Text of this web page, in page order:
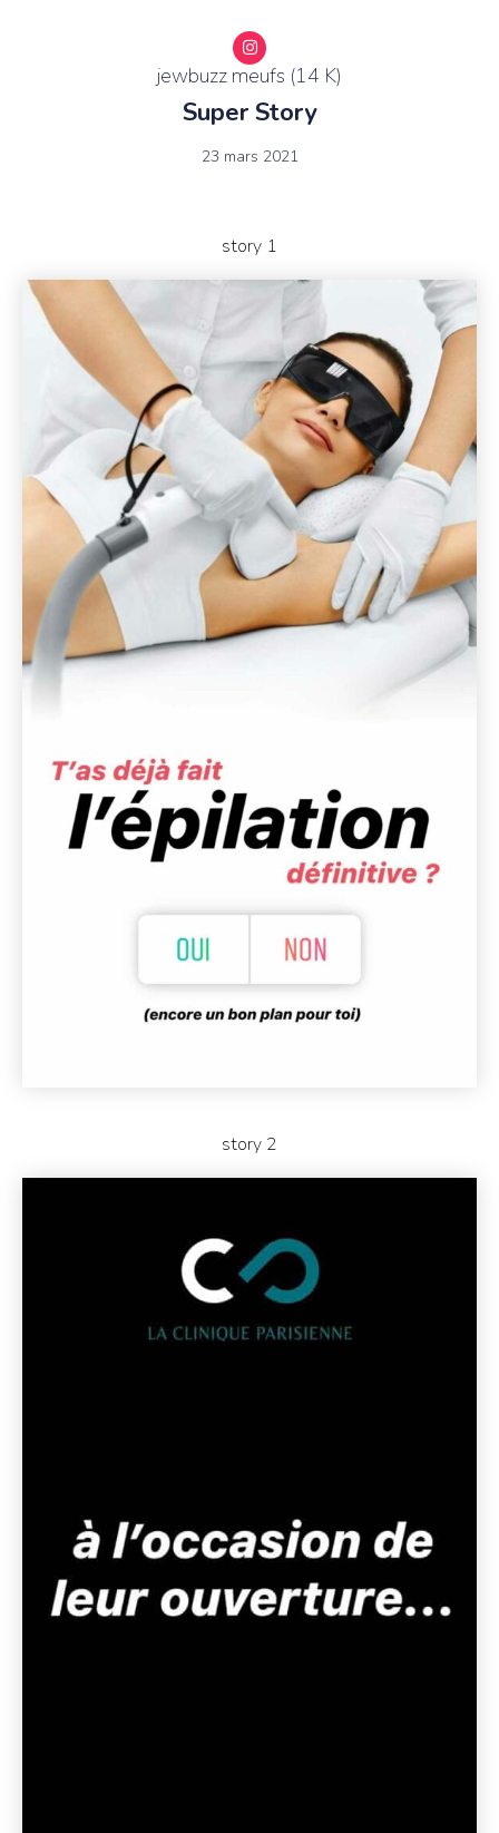
jewbuzz meufs (14 K)
Super Story
23 mars 2021
story 1
story 2